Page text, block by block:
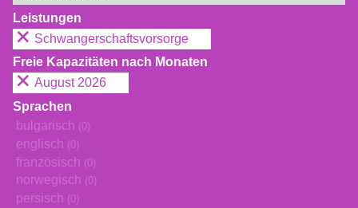
Leistungen
Schwangerschaftsvorsorge
Freie Kapazitäten nach Monaten
August 2026
Sprachen
bulgarisch (0)
englisch (0)
französisch (0)
norwegisch (0)
persisch (0)